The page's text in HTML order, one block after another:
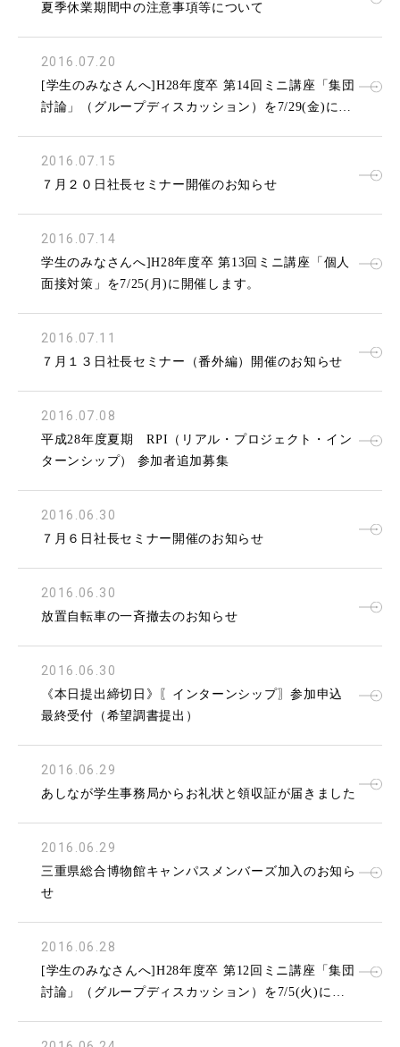
夏季休業期間中の注意事項等について
2016.07.20
[学生のみなさんへ]H28年度卒 第14回ミニ講座「集団
討論」（グループディスカッション）を7/29(金)に開
2016.07.15
７月２０日社長セミナー開催のお知らせ
2016.07.14
学生のみなさんへ]H28年度卒 第13回ミニ講座「個人
面接対策」を7/25(月)に開催します。
2016.07.11
７月１３日社長セミナー（番外編）開催のお知らせ
2016.07.08
平成28年度夏期 RPI（リアル・プロジェクト・イン
ターンシップ） 参加者追加募集
2016.06.30
７月６日社長セミナー開催のお知らせ
2016.06.30
放置自転車の一斉撤去のお知らせ
2016.06.30
《本日提出締切日》〖インターンシップ〗参加申込
最終受付（希望調書提出）
2016.06.29
あしなが学生事務局からお礼状と領収証が届きました
2016.06.29
三重県総合博物館キャンパスメンバーズ加入のお知ら
せ
2016.06.28
[学生のみなさんへ]H28年度卒 第12回ミニ講座「集団
討論」（グループディスカッション）を7/5(火)に開